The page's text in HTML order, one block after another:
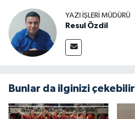
YAZI İŞLERI MÜDÜRÜ
Resul Özdil
Bunlar da ilginizi çekebilir